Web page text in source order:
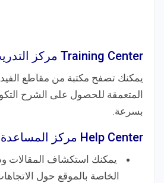
Training Center مركز التدريب
يمكنك تصفح مكتبة من مقاطع
المتعمقة للحصول على الشرح
بسرعة.
Help Center مركز المساعدة
يمكنك استكشاف المقالات
الخاصة بالموقع حول